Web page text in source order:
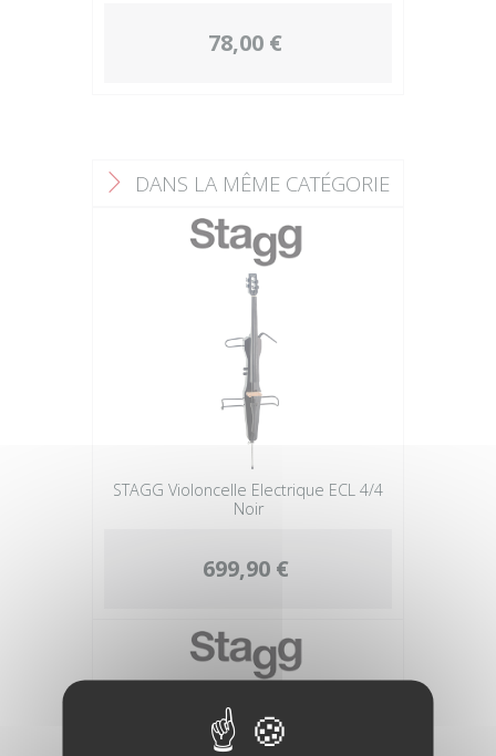
78,00 €
F DANS LA MÊME CATÉGORIE
STAGG Violoncelle Electrique ECL 4/4
Noir
699,90 €